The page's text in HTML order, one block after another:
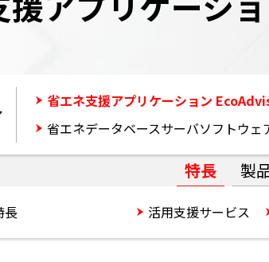
省エネ支援アプリケーション
省エネデータベースサーバソフトウェ
特長 製
長 活用支援サービス